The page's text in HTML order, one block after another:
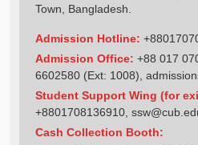
Town, Bangladesh.
Admission Hotline:
Admission Office: +88 017
6602580 (Ext: 1008),
Student Support Wing (for
+8801708136910
Cash Collection Booth: